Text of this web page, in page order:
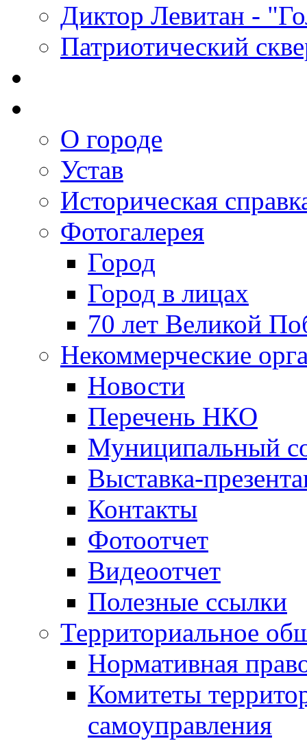
Диктор Левитан -
Патриотический
О городе
Устав
Историческая
Фотогалерея
Город
Город в лицах
70 лет Великой
Некоммерческие
Новости
Перечень НКО
Муниципальный
Выставка-
Контакты
Фотоотчет
Видеоотчет
Полезные ссылки
Территориальное
Нормативная
Комитеты
самоуправления